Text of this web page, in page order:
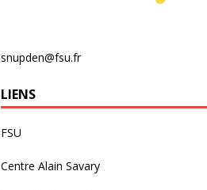
snupden@fsu.fr
LIENS
FSU
Centre Alain Savary